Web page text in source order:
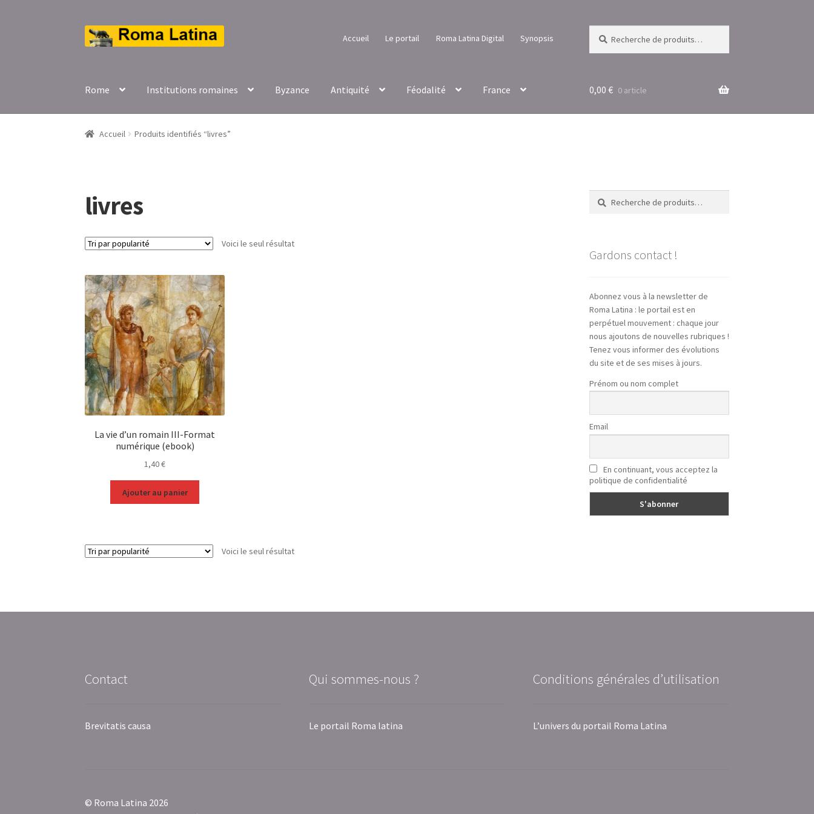
Aller
à
Aller
au
Accueil Le portail Roma Latina Digital Synopsis
pour :
Rome Institutions romaines Byzance Antiquité Féodalité France 0,00 € 0 article
Accueil Produits identifiés “livres”
livres
Voici le seul résultat
La vie d’un romain III-Format
numérique (ebook)
1,40€
Ajouter au panier
Voici le seul résultat
Recherche
pour :
Recherche
Gardons contact !
Abonnez vous à la newsletter de
Roma Latina : le portail est en
perpétuel mouvement : chaque jour
nous ajoutons de nouvelles rubriques !
Tenez vous informer des évolutions
du site et de ses mises à jours.
Prénom ou nom complet
Email
En continuant, vous acceptez la
politique de confidentialité
Contact
Brevitatis causa
Qui sommes-nous ?
Le portail Roma latina
Conditions générales d’utilisation
L’univers du portail Roma Latina
© Roma Latina 2026